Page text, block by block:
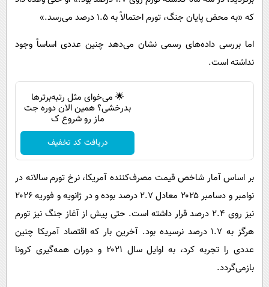
که «به محض پایان جنگ، تورم احتمالاً به ۱.۵ درصد می‌رسد.»
اما بررسی داده‌های رسمی نشان می‌دهد چنین عددی اساساً وجود
نداشته است.
🌟 می‌خوای مثل رتبه‌برترها
بدرخشی؟ همین الان دوره جت
ماز رو شروع ک
دریافت کد تخفیف
بر اساس آمار شاخص قیمت مصرف‌کننده آمریکا، نرخ تورم سالانه در
نوامبر و دسامبر ۲۰۲۵ معادل ۲.۷ درصد بوده و در ژانویه و فوریه ۲۰۲۶
نیز روی ۲.۴ درصد قرار داشته است. حتی پیش از آغاز جنگ نیز تورم
هرگز به ۱.۷ درصد نرسیده بود. آخرین بار که اقتصاد آمریکا چنین
عددی را تجربه کرد، به اوایل سال ۲۰۲۱ و دوران همه‌گیری کرونا
بازمی‌گردد.